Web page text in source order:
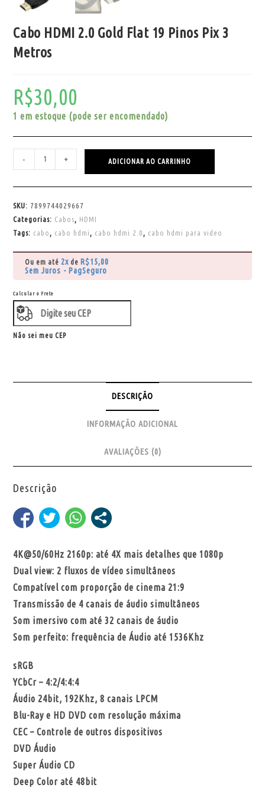
Cabo HDMI 2.0 Gold Flat 19 Pinos Pix 3
Metros
R$30,00
1 em estoque (pode ser encomendado)
- + ADICIONAR AO CARRINHO
SKU: 7899744029667
Categorias: Cabos
HDMI
Tags: cabo cabo hdmi cabo hdmi 2.0 cabo hdmi para video
Ou em até 2x de R$15,00
Sem Juros - PagSeguro
Calcular o Frete
Não sei meu CEP
DESCRIÇÃO
INFORMAÇÃO ADICIONAL
AVALIAÇÕES (0)
Descrição
4K@50/60Hz 2160p: até 4X mais detalhes que 1080p
Dual view: 2 fluxos de vídeo simultâneos
Compatível com proporção de cinema 21:9
Transmissão de 4 canais de áudio simultâneos
Som imersivo com até 32 canais de áudio
Som perfeito: frequência de Áudio até 1536Khz
sRGB
YCbCr – 4:2/4:4:4
Áudio 24bit, 192Khz, 8 canais LPCM
Blu-Ray e HD DVD com resolução máxima
CEC – Controle de outros dispositivos
DVD Áudio
Super Áudio CD
Deep Color até 48bit